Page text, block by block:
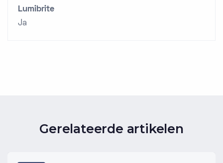
Lumibrite
Ja
Gerelateerde artikelen